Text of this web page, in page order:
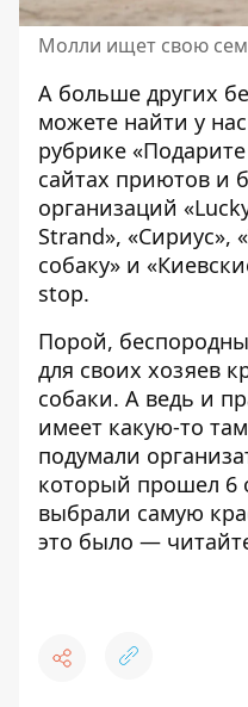
Молли ищет свою
А больше других
можете найти у
рубрике
сайтах приютов и
организаций
Strand», «Сириус»,
собаку» и
stop.
Порой,
для своих хозяев
собаки. А ведь и
имеет какую-то
подумали
который прошел 6
выбрали самую
это было —